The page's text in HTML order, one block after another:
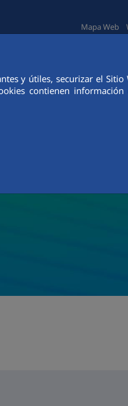
y útiles, securizar el
contienen
Mapa Web